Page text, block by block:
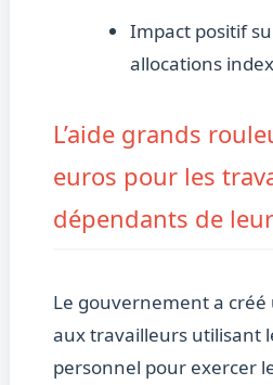
Impact positif
allocations
L’aide grands
euros pour les
dépendants de
Le gouvernement a
aux travailleurs utilisant
personnel pour exercer